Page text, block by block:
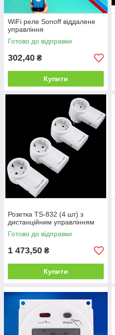
WiFi реле Sonoff віддалене
управління
Готово до відправки
302,40 ₴
Купити
Розетка TS-832 (4 шт) з
дистанційним управлінням
Готово до відправки
1 473,50 ₴
Купити